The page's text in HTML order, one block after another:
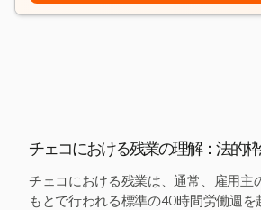
チェコにおける残業の理解：法的
チェコにおける残業は、通常、雇用主
もとで行われる標準の40時間労働週を